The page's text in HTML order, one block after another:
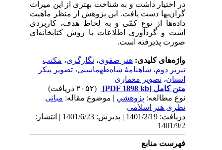
در اختیار داشت و به شناخت بهتری از این میراث
گران‌بها دست یافت. این پژوهش از منظر ماهیت
داده‌ها از نوع کمّی و به لحاظ هدف، کاربردی
است و گردآوری اطلاعات با روش کتابخانه‌ای
صورت پذیرفته است.
واژه‌های کلیدی:هنر صفوی‌، نگارگری‌ ،مکتب
تبریز دوم‌،شاهنامۀ شاه‌طهماسبی‌،تصویر پیکر
تصویر معماری
متن کامل[PDF 1898 kb]
(۲۰۵۲ دریافت)
نوع مطالعه: پژوهشي | موضوع مقاله:مبانی
نظری هنر اسلامی
دریافت: 1401/2/19 | پذیرش: 1401/6/23 | انتشار:
فهرست منابع